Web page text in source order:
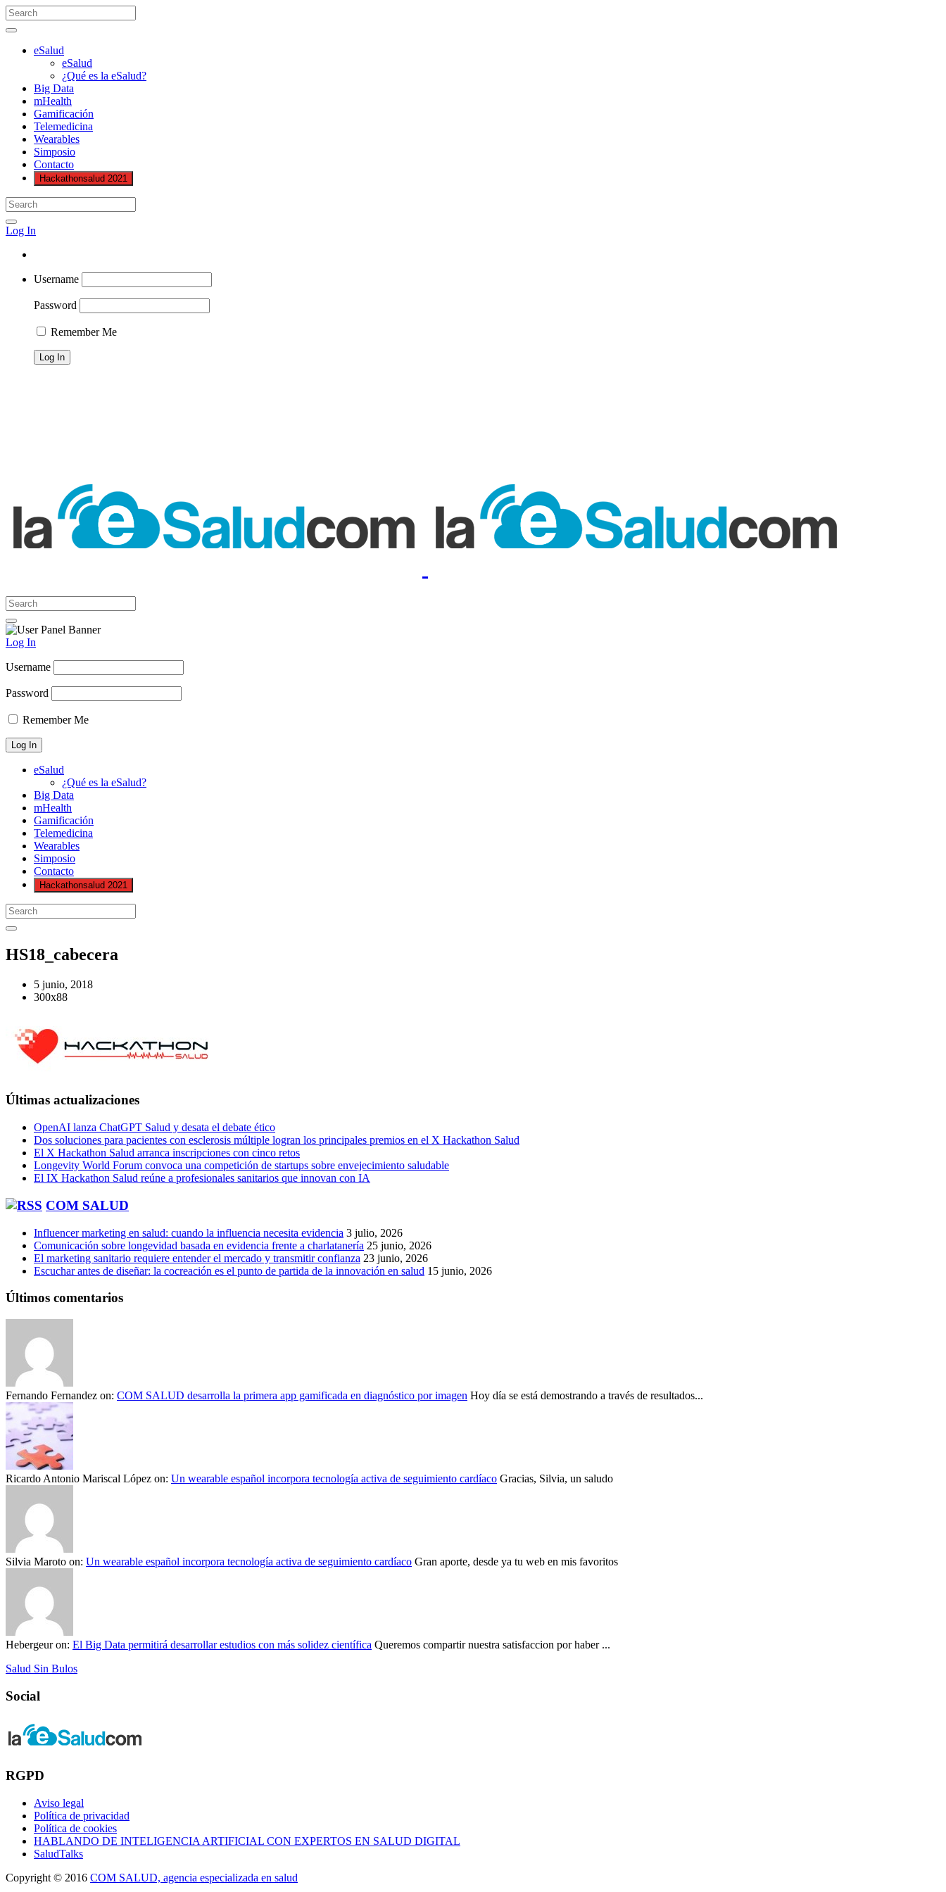
eSalud
eSalud
¿Qué es la eSalud?
Big Data
mHealth
Gamificación
Telemedicina
Wearables
Simposio
Contacto
Hackathonsalud 2021
Log In
Username
Password
Remember Me
Log In
Username
Password
Remember Me
eSalud
¿Qué es la eSalud?
Big Data
mHealth
Gamificación
Telemedicina
Wearables
Simposio
Contacto
Hackathonsalud 2021
HS18_cabecera
5 junio, 2018
300x88
Últimas actualizaciones
OpenAI lanza ChatGPT Salud y desata el debate ético
Dos soluciones para pacientes con esclerosis múltiple logran los principales premios en el X Hackathon Salud
El X Hackathon Salud arranca inscripciones con cinco retos
Longevity World Forum convoca una competición de startups sobre envejecimiento saludable
El IX Hackathon Salud reúne a profesionales sanitarios que innovan con IA
COM SALUD
Influencer marketing en salud: cuando la influencia necesita evidencia 3 julio, 2026
Comunicación sobre longevidad basada en evidencia frente a charlatanería 25 junio, 2026
El marketing sanitario requiere entender el mercado y transmitir confianza 23 junio, 2026
Escuchar antes de diseñar: la cocreación es el punto de partida de la innovación en salud 15 junio, 2026
Últimos comentarios
Fernando Fernandez on: COM SALUD desarrolla la primera app gamificada en diagnóstico por imagen Hoy día se está demostrando a través de resultados...
Ricardo Antonio Mariscal López on: Un wearable español incorpora tecnología activa de seguimiento cardíaco Gracias, Silvia, un saludo
Silvia Maroto on: Un wearable español incorpora tecnología activa de seguimiento cardíaco Gran aporte, desde ya tu web en mis favoritos
Hebergeuron: El Big Data permitirá desarrollar estudios con más solidez científica Queremos compartir nuestra satisfaccion por haber ...
Salud Sin Bulos
Social
RGPD
Aviso legal
Política de privacidad
Política de cookies
HABLANDO DE INTELIGENCIA ARTIFICIAL CON EXPERTOS EN SALUD DIGITAL
SaludTalks
Copyright © 2016 COM SALUD, agencia especializada en salud